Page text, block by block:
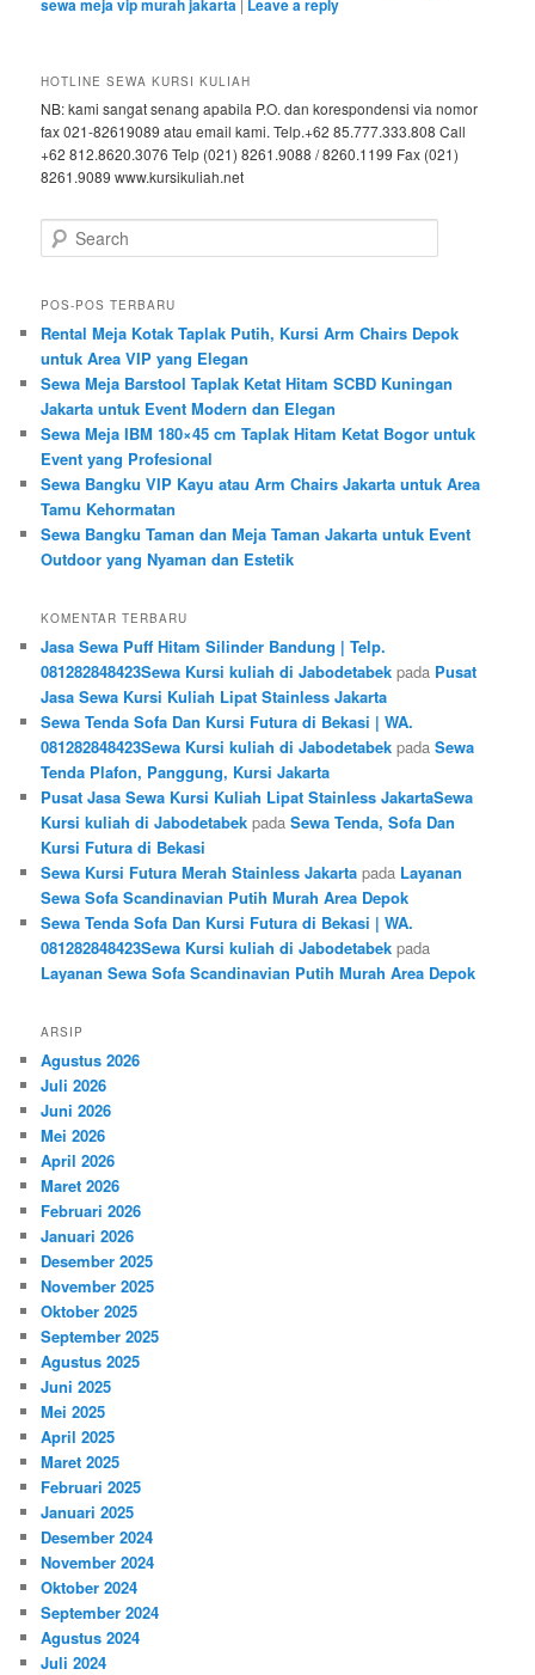
sewa meja vip murah jakarta Leave a reply
HOTLINE SEWA KURSI KULIAH
NB: kami sangat senang apabila P.O. dan korespondensi via nomor
fax 021-82619089 atau email kami. Telp.+62 85.777.333.808 Call
+62 812.8620.3076 Telp (021) 8261.9088 / 8260.1199 Fax (021)
8261.9089 www.kursikuliah.net
Search
POS-POS TERBARU
Rental Meja Kotak Taplak Putih, Kursi Arm Chairs Depok
untuk Area VIP yang Elegan
Sewa Meja Barstool Taplak Ketat Hitam SCBD Kuningan
Jakarta untuk Event Modern dan Elegan
Sewa Meja IBM 180×45 cm Taplak Hitam Ketat Bogor untuk
Event yang Profesional
Sewa Bangku VIP Kayu atau Arm Chairs Jakarta untuk Area
Tamu Kehormatan
Sewa Bangku Taman dan Meja Taman Jakarta untuk Event
Outdoor yang Nyaman dan Estetik
KOMENTAR TERBARU
Jasa Sewa Puff Hitam Silinder Bandung | Telp.
081282848423Sewa Kursi kuliah di Jabodetabek pada Pusat
Jasa Sewa Kursi Kuliah Lipat Stainless Jakarta
Sewa Tenda Sofa Dan Kursi Futura di Bekasi | WA.
081282848423Sewa Kursi kuliah di Jabodetabek padaSewa
Tenda Plafon, Panggung, Kursi Jakarta
Pusat Jasa Sewa Kursi Kuliah Lipat Stainless JakartaSewa
Kursi kuliah di Jabodetabek padaSewa Tenda, Sofa Dan
Kursi Futura di Bekasi
Sewa Kursi Futura Merah Stainless Jakarta pada Layanan
Sewa Sofa Scandinavian Putih Murah Area Depok
Sewa Tenda Sofa Dan Kursi Futura di Bekasi | WA.
081282848423Sewa Kursi kuliah di Jabodetabek pada
Layanan Sewa Sofa Scandinavian Putih Murah Area Depok
ARSIP
Agustus 2026
Juli 2026
Juni 2026
Mei 2026
April 2026
Maret 2026
Februari 2026
Januari 2026
Desember 2025
November 2025
Oktober 2025
September 2025
Agustus 2025
Juni 2025
Mei 2025
April 2025
Maret 2025
Februari 2025
Januari 2025
Desember 2024
November 2024
Oktober 2024
September 2024
Agustus 2024
Juli 2024